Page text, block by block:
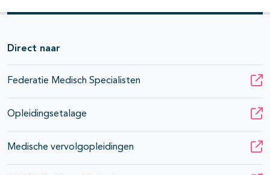
Direct naar
Federatie Medisch Specialisten
Opleidingsetalage
Medische vervolgopleidingen